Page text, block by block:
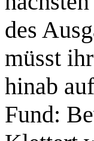
des
müsst
hinab
Fund: